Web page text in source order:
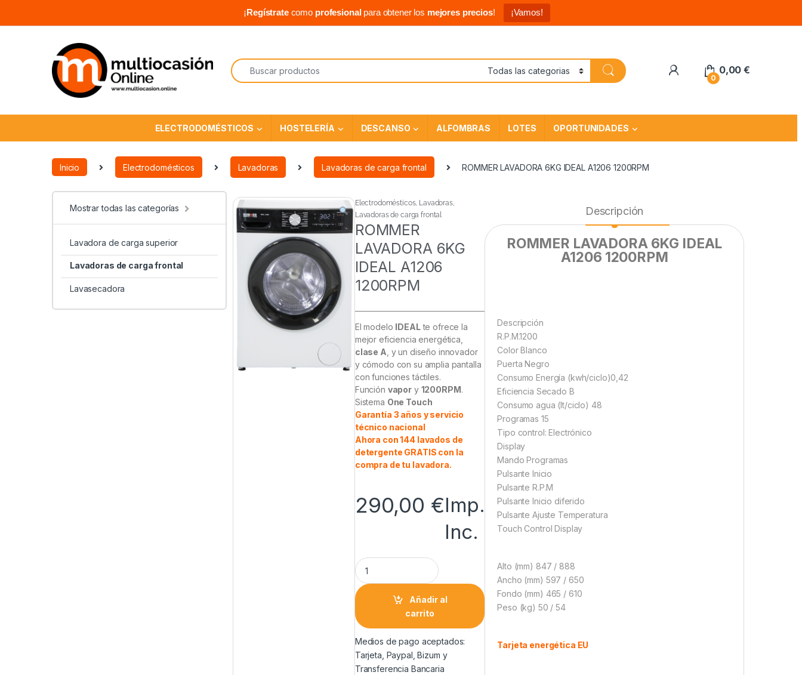
¡Regístratecomo profesionalpara obtener los mejores precios! ¡Vamos!
0
0,00€
ELECTRODOMÉSTICOS HOSTELERÍA DESCANSO ALFOMBRAS LOTES OPORTUNIDADES
Inicio Electrodomésticos Lavadoras Lavadoras de carga frontal ROMMER LAVADORA 6KG IDEAL A1206 1200RPM
Mostrar todas las categorías
Lavadora de carga superior
Lavadoras de carga frontal
Lavasecadora
Electrodomésticos, Lavadoras,
Lavadoras de carga frontal
ROMMER
LAVADORA 6KG
IDEAL A1206
1200RPM
El modelo IDEALte ofrece la
mejor eficiencia energética,
clase A, y un diseño innovador
y cómodo con su amplia pantalla
con funciones táctiles.
Función vapor y 1200RPM .
Sistema One Touch
Garantía 3 años y servicio
técnico nacional
Ahora con 144 lavados de
detergente GRATIS con la
compra de tu lavadora.
290,00 €Imp.
Inc.
Añadir al
carrito
Medios de pago aceptados:
Tarjeta, Paypal, Bizum y
Transferencia Bancaria
Descripción
ROMMER LAVADORA 6KG IDEAL
A1206 1200RPM
Descripción
R.P.M.1200
Color Blanco
Puerta Negro
Consumo Energía (kwh/ciclo)0,42
Eficiencia Secado B
Consumo agua (lt/ciclo) 48
Programas 15
Tipo control: Electrónico
Display
Mando Programas
Pulsante Inicio
Pulsante R.P.M
Pulsante Inicio diferido
Pulsante Ajuste Temperatura
Touch Control Display
Alto (mm) 847 / 888
Ancho (mm) 597 / 650
Fondo (mm) 465 / 610
Peso (kg) 50 / 54
Tarjeta energética EU